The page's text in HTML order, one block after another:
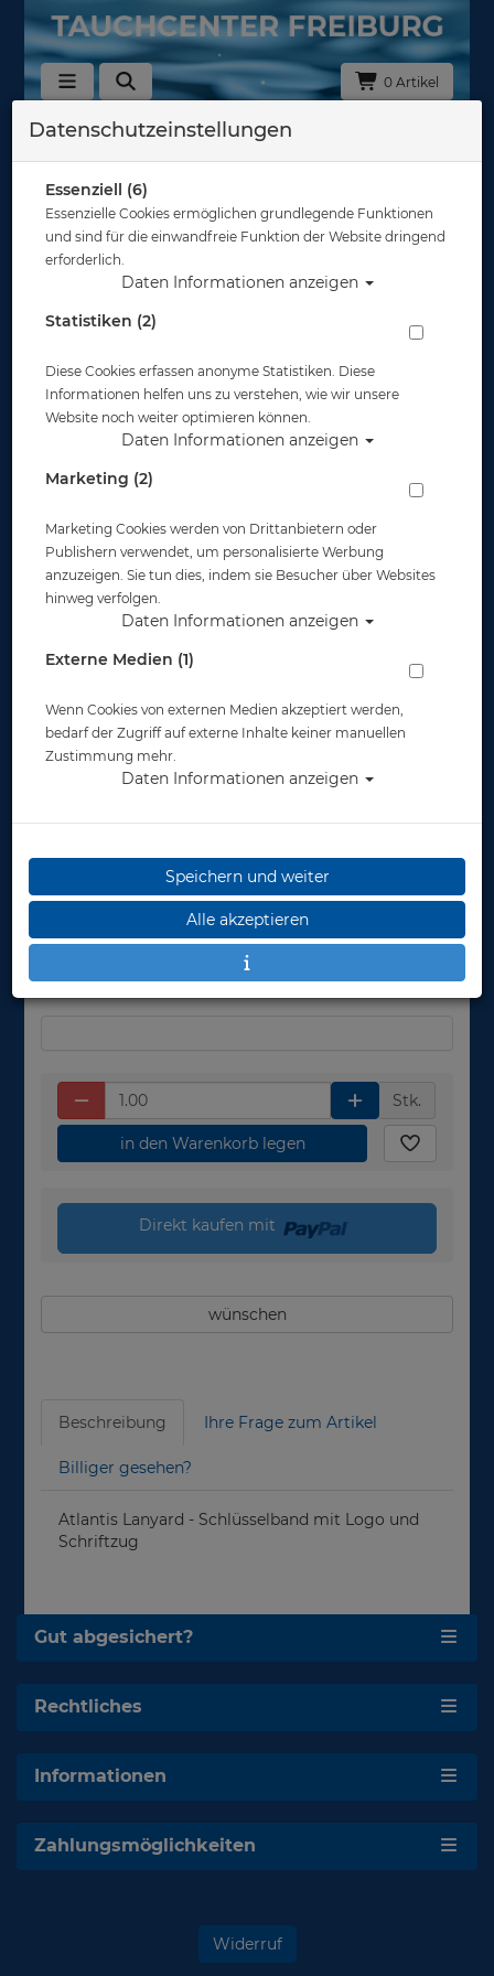
0 Artikel
Zurück
Atlantis Lanyard - Schlüsselband - 2026
Artikelnr.: atl-merchlanyard2026
4,90 €*
in 1-3
Stk.
in den Warenkorb legen
Direkt kaufen mit
wünschen
Beschreibung Ihre Frage zum Artikel
Billiger gesehen?
Atlantis Lanyard - Schlüsselband mit Logo und
Schriftzug
Gut abgesichert?
Rechtliches
Informationen
Zahlungsmöglichkeiten
Widerruf
Datenschutzeinstellungen
Essenziell (6)
Essenzielle Cookies ermöglichen grundlegende Funktionen
und sind für die einwandfreie Funktion der Website dringend
erforderlich.
Daten Informationen anzeigen
Statistiken (2)
Diese Cookies erfassen anonyme Statistiken. Diese
Informationen helfen uns zu verstehen, wie wir unsere
Website noch weiter optimieren können.
Daten Informationen anzeigen
Marketing (2)
Marketing Cookies werden von Drittanbietern oder
Publishern verwendet, um personalisierte Werbung
anzuzeigen. Sie tun dies, indem sie Besucher über Websites
hinweg verfolgen.
Daten Informationen anzeigen
Externe Medien (1)
Wenn Cookies von externen Medien akzeptiert werden,
bedarf der Zugriff auf externe Inhalte keiner manuellen
Zustimmung mehr.
Daten Informationen anzeigen
Speichern und weiter
Alle akzeptieren